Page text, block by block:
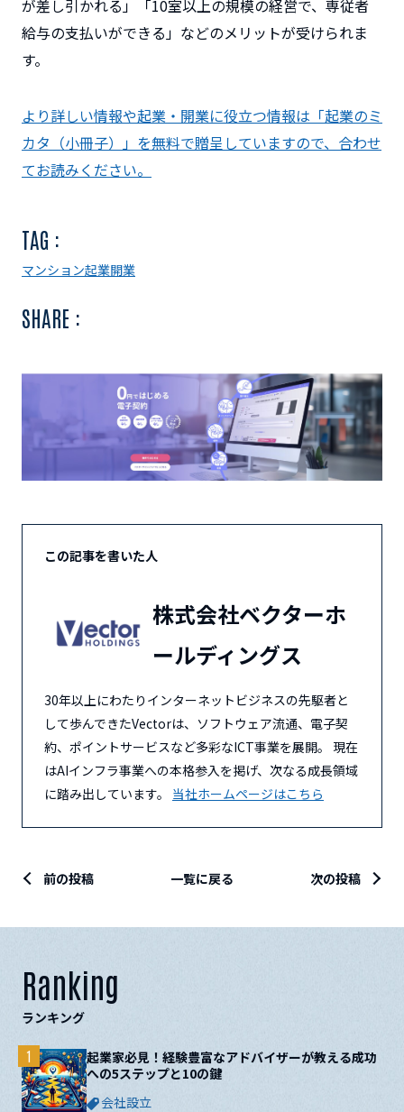
が差し引かれる」「10室以上の規模の経営で、専従者
給与の支払いができる」などのメリットが受けられま
す。
より詳しい情報や起業・開業に役立つ情報は「起業のミ
カタ（小冊子）」を無料で贈呈していますので、合わせ
てお読みください。
TAG :
マンション起業開業
SHARE :
この記事を書いた人
株式会社ベクターホ
ールディングス
30年以上にわたりインターネットビジネスの先駆者と
して歩んできたVectorは、ソフトウェア流通、電子契
約、ポイントサービスなど多彩なICT事業を展開。 現在
はAIインフラ事業への本格参入を掲げ、次なる成長領域
に踏み出しています。 当社ホームページはこちら
前の投稿 一覧に戻る 次の投稿
Ranking
ランキング
起業家必見！経験豊富なアドバイザーが教える成功
への5ステップと10の鍵
会社設立
1